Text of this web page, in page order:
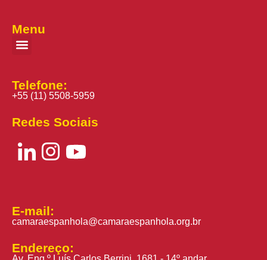
Menu
Telefone:
+55 (11) 5508-5959
Redes Sociais
E-mail:
camaraespanhola@camaraespanhola.org.br
Endereço: